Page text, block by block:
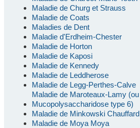
Maladie de Churg et Strauss
Maladie de Coats
Maladies de Dent
Maladie d'Erdheim-Chester
Maladie de Horton
Maladie de Kaposi
Maladie de Kennedy
Maladie de Leddherose
Maladie de Legg-Perthes-Calve
Maladie de Maroteaux-Lamy (ou
Mucopolysaccharidose type 6)
Maladie de Minkowski Chauffard
Maladie de Moya Moya